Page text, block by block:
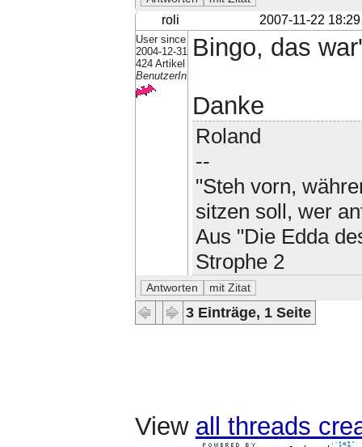
roli 2007-11-22 18:29
User since
2004-12-31
424 Artikel
BenutzerIn
Bingo, das
Danke
Roland
--
"Steh vorn,
sitzen soll, wer
Aus "Die Edda
Strophe 2
3 Einträge, 1 Seite
View all threads